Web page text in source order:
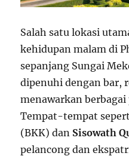
Salah satu lokasi
kehidupan malam di
sepanjang Sungai
dipenuhi dengan bar,
menawarkan
Tempat-tempat
(BKK) dan Sisowath
pelancong dan